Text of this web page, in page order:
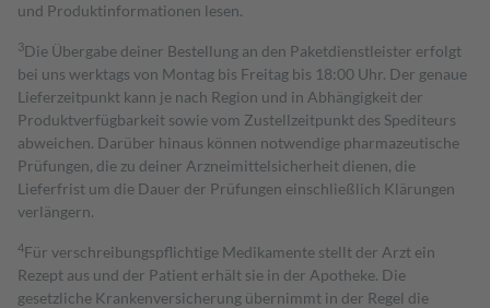
und Produktinformationen lesen.
3Die Übergabe deiner Bestellung an den Paketdienstleister erfolgt
bei uns werktags von Montag bis Freitag bis 18:00 Uhr. Der genaue
Lieferzeitpunkt kann je nach Region und in Abhängigkeit der
Produktverfügbarkeit sowie vom Zustellzeitpunkt des Spediteurs
abweichen. Darüber hinaus können notwendige pharmazeutische
Prüfungen, die zu deiner Arzneimittelsicherheit dienen, die
Lieferfrist um die Dauer der Prüfungen einschließlich Klärungen
verlängern.
4Für verschreibungspflichtige Medikamente stellt der Arzt ein
Rezept aus und der Patient erhält sie in der Apotheke. Die
gesetzliche Krankenversicherung übernimmt in der Regel die